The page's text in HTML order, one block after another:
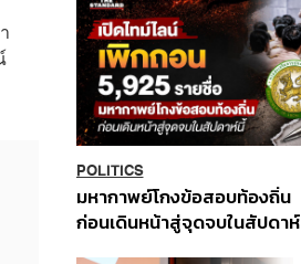
POLITICS
มหากาพย์โกงข้อสอบท้องถิ่น
ก่อนเดินหน้าสู่จุดจบในสัปดาห์